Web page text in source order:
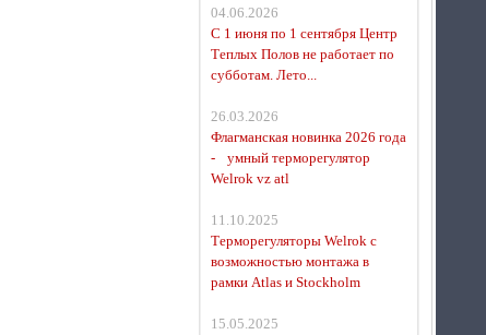
04.06.2026
С 1 июня по 1 сентября Центр
Теплых Полов не работает по
субботам. Лето...
26.03.2026
Флагманская новинка 2026 года
- умный терморегулятор
Welrok vz atl
11.10.2025
Терморегуляторы Welrok с
возможностью монтажа в
рамки Atlas и Stockholm
15.05.2025